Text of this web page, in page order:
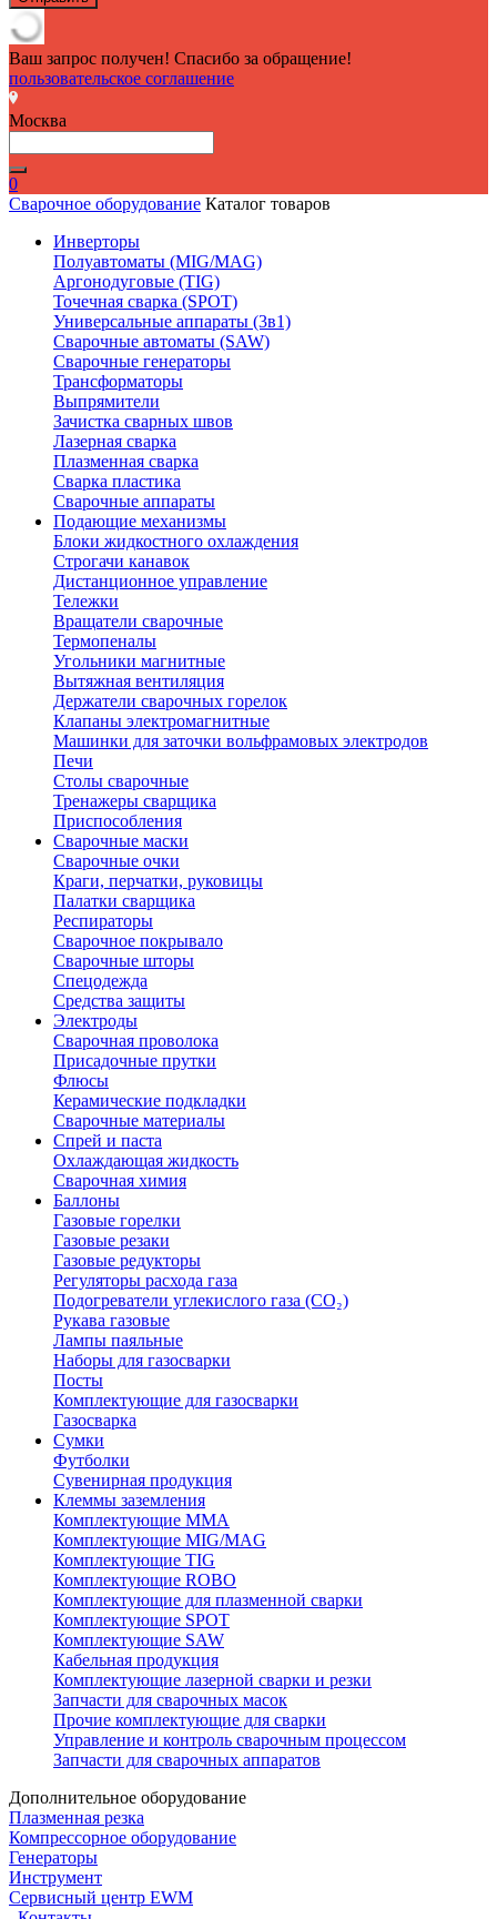
Ваш запрос получен! Спасибо за обращение!
пользовательское соглашение
Москва
0
Сварочное оборудование Каталог товаров
Инверторы
Полуавтоматы (MIG/MAG)
Аргонодуговые (TIG)
Точечная сварка (SPOT)
Универсальные аппараты (3в1)
Сварочные автоматы (SAW)
Сварочные генераторы
Трансформаторы
Выпрямители
Зачистка сварных швов
Лазерная сварка
Плазменная сварка
Сварка пластика
Сварочные аппараты
Подающие механизмы
Блоки жидкостного охлаждения
Строгачи канавок
Дистанционное управление
Тележки
Вращатели сварочные
Термопеналы
Угольники магнитные
Вытяжная вентиляция
Держатели сварочных горелок
Клапаны электромагнитные
Машинки для заточки вольфрамовых электродов
Печи
Столы сварочные
Тренажеры сварщика
Приспособления
Сварочные маски
Сварочные очки
Краги, перчатки, руковицы
Палатки сварщика
Респираторы
Сварочное покрывало
Сварочные шторы
Спецодежда
Средства защиты
Электроды
Сварочная проволока
Присадочные прутки
Флюсы
Керамические подкладки
Сварочные материалы
Спрей и паста
Охлаждающая жидкость
Сварочная химия
Баллоны
Газовые горелки
Газовые резаки
Газовые редукторы
Регуляторы расхода газа
Подогреватели углекислого газа (CO₂)
Рукава газовые
Лампы паяльные
Наборы для газосварки
Посты
Комплектующие для газосварки
Газосварка
Сумки
Футболки
Сувенирная продукция
Клеммы заземления
Комплектующие ММА
Комплектующие MIG/MAG
Комплектующие TIG
Комплектующие ROBO
Комплектующие для плазменной сварки
Комплектующие SPOT
Комплектующие SAW
Кабельная продукция
Комплектующие лазерной сварки и резки
Запчасти для сварочных масок
Прочие комплектующие для сварки
Управление и контроль сварочным процессом
Запчасти для сварочных аппаратов
Дополнительное оборудование
Плазменная резка
Компрессорное оборудование
Генераторы
Инструмент
Сервисный центр EWM